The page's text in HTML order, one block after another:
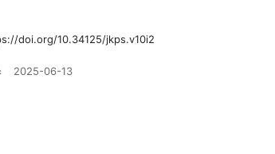
doi.org/10.34125/jkps.v10i2
2025-06-13